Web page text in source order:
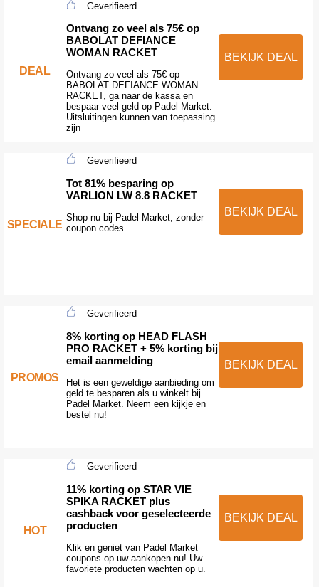
DEAL
Geverifieerd
Ontvang zo veel als 75€ op
BABOLAT DEFIANCE
WOMAN RACKET
Ontvang zo veel als 75€ op
BABOLAT DEFIANCE WOMAN
RACKET, ga naar de kassa en
bespaar veel geld op Padel Market.
Uitsluitingen kunnen van toepassing
zijn
BEKIJK DEAL
SPECIALE
Geverifieerd
Tot 81% besparing op
VARLION LW 8.8 RACKET
Shop nu bij Padel Market, zonder
coupon codes
BEKIJK DEAL
PROMOS
Geverifieerd
8% korting op HEAD FLASH
PRO RACKET + 5% korting bij
email aanmelding
Het is een geweldige aanbieding om
geld te besparen als u winkelt bij
Padel Market. Neem een kijkje en
bestel nu!
BEKIJK DEAL
HOT
Geverifieerd
11% korting op STAR VIE
SPIKA RACKET plus
cashback voor geselecteerde
producten
Klik en geniet van Padel Market
coupons op uw aankopen nu! Uw
favoriete producten wachten op u.
BEKIJK DEAL